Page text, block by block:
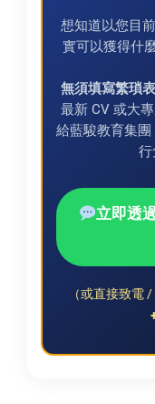
想知道以您目
實可以獲得什
無須填寫繁瑣表
最新 CV 或大
給藍駿教育集
行
立即透
（或直接致電